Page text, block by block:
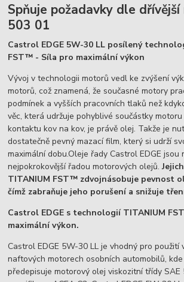
Spňuje požadavky dle
503 01
Castrol EDGE 5W-30 LL posílený
FST™ - Síla pro maximální výkon
Vývoj v technologii motorů vedl ke zvýšení
motorů, což znamená, že současné motory
podmínek a vyšších pracovních tlaků než
věc, která udržuje pohyblivé součástky
kontaktu kov na kov, je právě olej. Takže je
dostatečně pevný mazací film, který si udrží
maximální dobu.Oleje řady Castrol EDGE jsou
nejpokrokovější řadou motorových olejů.
TITANIUM FST™ zdvojnásobuje pevnost
čímž zabraňuje jeho porušení a snižuje
Castrol EDGE s technologií TITANIUM
maximální výkon.
Castrol EDGE 5W-30 LL je vhodný pro použití
naftových motorech osobních automobilů,
předepisuje motorový olej viskozitní třídy SAE